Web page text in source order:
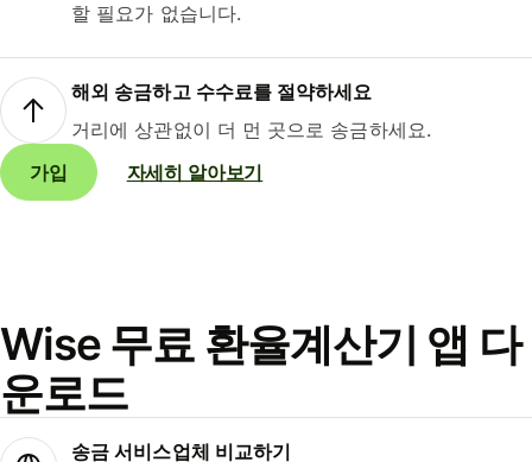
할 필요가 없습니다.
해외 송금하고 수수료를 절약하세요
거리에 상관없이 더 먼 곳으로 송금하세요.
가입
자세히 알아보기
Wise 무료 환율계산기 앱 다
운로드
송금 서비스업체 비교하기